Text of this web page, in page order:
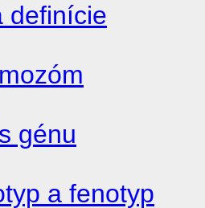
definície
génu
a fenotyp